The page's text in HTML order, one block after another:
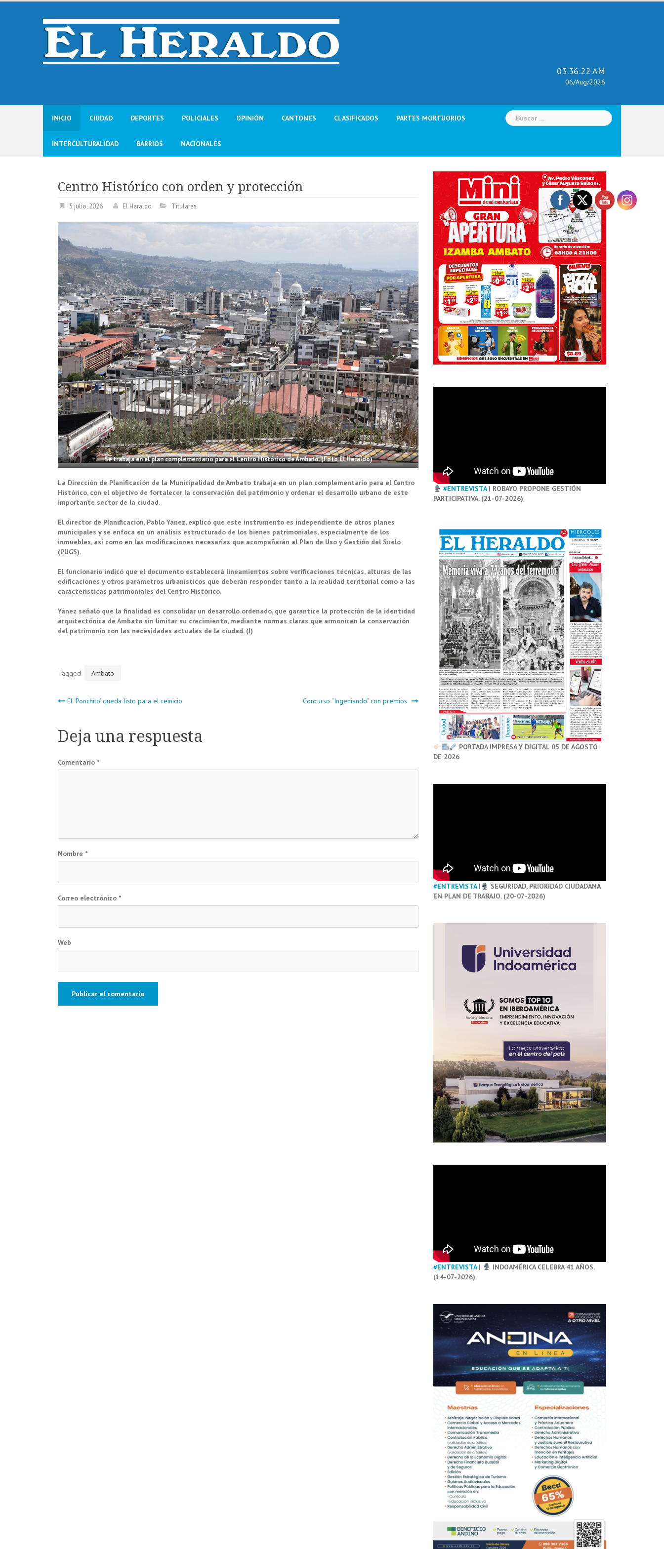
Skip
03:36:23 AM
06/Aug/2026
INICIO CIUDAD DEPORTES POLICIALES OPINIÓN CANTONES CLASIFICADOS PARTES MORTUORIOS
INTERCULTURALIDAD BARRIOS NACIONALES
Buscar:
Centro Histórico con orden y protección
5 julio, 2026 El Heraldo Titulares
Se trabaja en el plan complementario para el Centro Histórico de Ambato. (Foto El Heraldo)
La Dirección de Planificación de la Municipalidad de Ambato trabaja en un plan complementario para el Centro
Histórico, con el objetivo de fortalecer la conservación del patrimonio y ordenar el desarrollo urbano de este
importante sector de la ciudad.
El director de Planificación, Pablo Yánez, explicó que este instrumento es independiente de otros planes
municipales y se enfoca en un análisis estructurado de los bienes patrimoniales, especialmente de los
inmuebles, así como en las modificaciones necesarias que acompañarán al Plan de Uso y Gestión del Suelo
(PUGS).
El funcionario indicó que el documento establecerá lineamientos sobre verificaciones técnicas, alturas de las
edificaciones y otros parámetros urbanísticos que deberán responder tanto a la realidad territorial como a las
características patrimoniales del Centro Histórico.
Yánez señaló que la finalidad es consolidar un desarrollo ordenado, que garantice la protección de la identidad
arquitectónica de Ambato sin limitar su crecimiento, mediante normas claras que armonicen la conservación
del patrimonio con las necesidades actuales de la ciudad. (I)
Tagged Ambato
Navegación
de
entradas
El ‘Ponchito’ queda listo para el reinicio Concurso “Ingeniando” con premios
Deja una respuesta
Comentario *
Nombre *
Correo electrónico *
Web
#ENTREVISTA| ROBAYO PROPONE GESTIÓN
PARTICIPATIVA. (21-07-2026)
PORTADA IMPRESA Y DIGITAL 05 DE AGOSTO
DE 2026
#ENTREVISTA|
SEGURIDAD, PRIORIDAD CIUDADANA
EN PLAN DE TRABAJO. (20-07-2026)
#ENTREVISTA|
INDOAMÉRICA CELEBRA 41 AÑOS.
(14-07-2026)